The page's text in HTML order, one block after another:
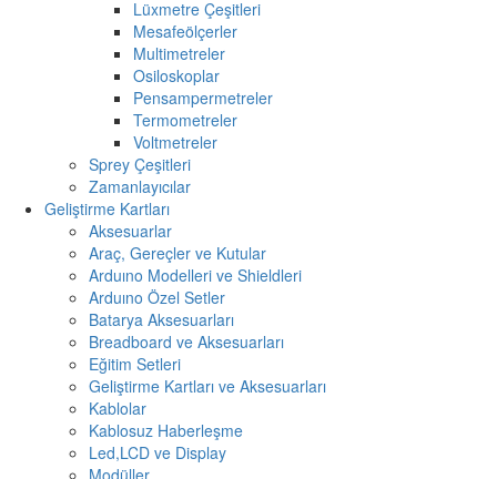
Lüxmetre Çeşitleri
Mesafeölçerler
Multimetreler
Osiloskoplar
Pensampermetreler
Termometreler
Voltmetreler
Sprey Çeşitleri
Zamanlayıcılar
Geliştirme Kartları
Aksesuarlar
Araç, Gereçler ve Kutular
Arduıno Modelleri ve Shieldleri
Arduıno Özel Setler
Batarya Aksesuarları
Breadboard ve Aksesuarları
Eğitim Setleri
Geliştirme Kartları ve Aksesuarları
Kablolar
Kablosuz Haberleşme
Led,LCD ve Display
Modüller